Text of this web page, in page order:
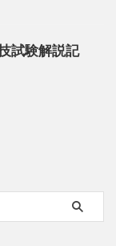
試験解説記